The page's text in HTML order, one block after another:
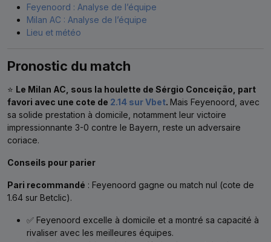
Feyenoord : Analyse de l’équipe
Milan AC : Analyse de l’équipe
Lieu et météo
Pronostic du match
⭐ Le Milan AC, sous la houlette de Sérgio Conceição, part
favori avec une cote de 2.14 sur Vbet. Mais Feyenoord, avec
sa solide prestation à domicile, notamment leur victoire
impressionnante 3-0 contre le Bayern, reste un adversaire
coriace.
Conseils pour parier
Pari recommandé : Feyenoord gagne ou match nul (cote de
1.64 sur Betclic).
✅ Feyenoord excelle à domicile et a montré sa capacité à
rivaliser avec les meilleures équipes.